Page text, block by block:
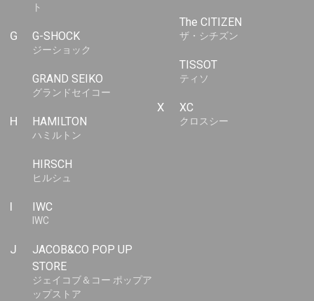
ト
G G-SHOCK
ジーショック
GRAND SEIKO
グランドセイコー
H HAMILTON
ハミルトン
HIRSCH
ヒルシュ
IWC
IWC
J
JACOB&CO POP UP
STORE
ジェイコブ＆コー ポップア
ップストア
The CITIZEN
ザ・シチズン
TISSOT
ティソ
X XC
クロスシー